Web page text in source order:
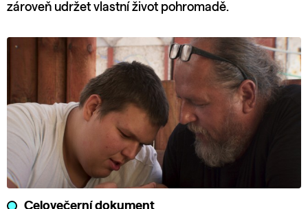
zároveň udržet vlastní život pohromadě.
Celovečerní dokument